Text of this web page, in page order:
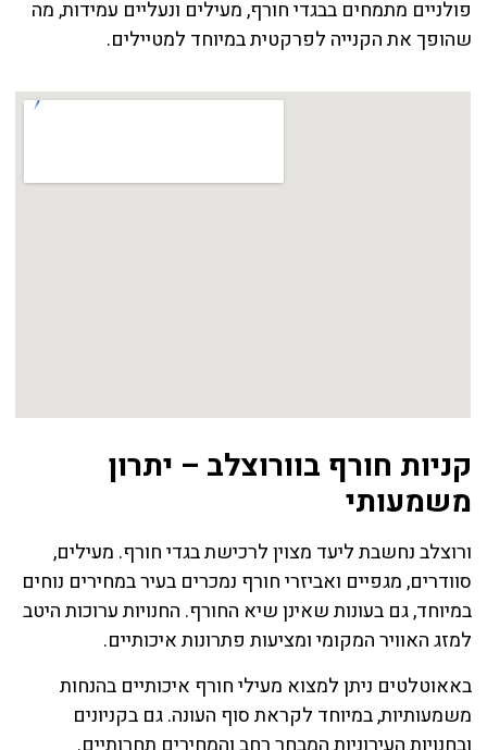
פולניים מתמחים בבגדי חורף, מעילים ונעליים עמידות, מה
שהופך את הקנייה לפרקטית במיוחד למטיילים.
קניות חורף בוורוצלב – יתרון
משמעותי
ורוצלב נחשבת ליעד מצוין לרכישת בגדי חורף. מעילים,
סוודרים, מגפיים ואביזרי חורף נמכרים בעיר במחירים נוחים
במיוחד, גם בעונות שאינן שיא החורף. החנויות ערוכות היטב
למזג האוויר המקומי ומציעות פתרונות איכותיים.
באאוטלטים ניתן למצוא מעילי חורף איכותיים בהנחות
משמעותיות, במיוחד לקראת סוף העונה. גם בקניונים